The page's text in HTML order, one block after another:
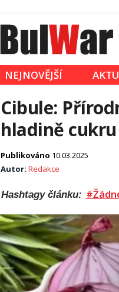
NEJNOVĚJŠÍ
Cibule:
hladině cukru
Publikováno 10.03.2025
Autor: Redakce
Hashtagy článku: